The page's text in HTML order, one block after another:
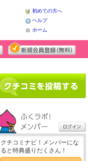
初めての方へ
ヘルプ
ホーム
クチコミナビ！メンバーにな
ると特典盛りだくさん！